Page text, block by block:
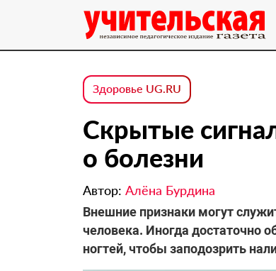
Здоровье UG.RU
Скрытые
о болезни
Автор: Алёна Бурдина
Внешние признаки могут
человека. Иногда достаточно
ногтей, чтобы заподозрить